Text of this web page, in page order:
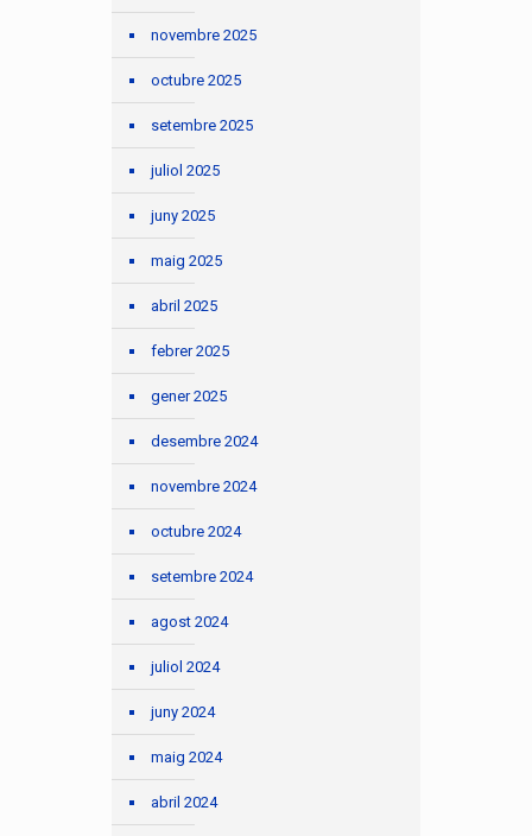
novembre 2025
octubre 2025
setembre 2025
juliol 2025
juny 2025
maig 2025
abril 2025
febrer 2025
gener 2025
desembre 2024
novembre 2024
octubre 2024
setembre 2024
agost 2024
juliol 2024
juny 2024
maig 2024
abril 2024